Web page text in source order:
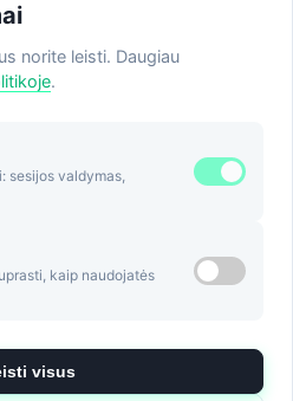
autorių
būdai kaip susitaisyti pačiam,
norite leisti. Daugiau
.
sesijos valdymas,
kaip naudojatės
visus